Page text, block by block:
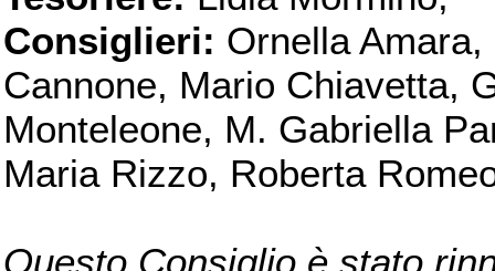
Consiglieri: Ornella
Cannone, Mario Chiavetta,
Monteleone, M. Gabriella
Maria Rizzo, Roberta
Questo Consiglio è stato